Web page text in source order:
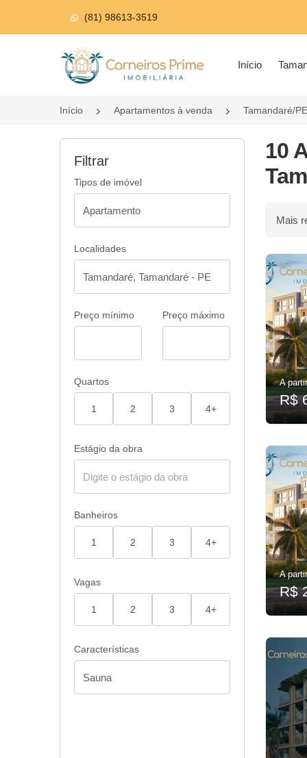
(81) 98613-3519
Página inicial
Início
Início Apartamentos à venda Tamandaré/PE
Filtrar
Tipos de imóvel
Localidades
Preço mínimo Preço máximo
Quartos
1 2 3 4+
Estágio da obra
Banheiros
1 2 3 4+
Vagas
1 2 3 4+
Características
10
Ordenar
A
R$
A
R$